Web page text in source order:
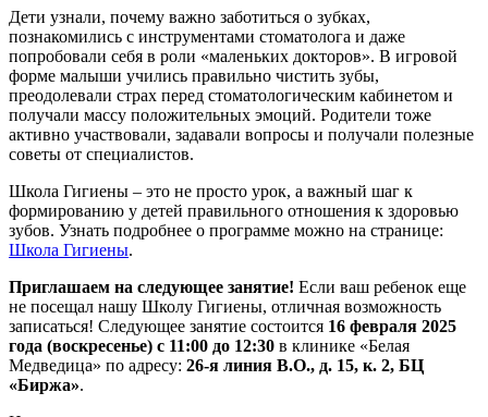
Дети узнали, почему важно заботиться о зубках,
познакомились с инструментами стоматолога и даже
попробовали себя в роли «маленьких докторов». В игровой
форме малыши учились правильно чистить зубы,
преодолевали страх перед стоматологическим кабинетом и
получали массу положительных эмоций. Родители тоже
активно участвовали, задавали вопросы и получали полезные
советы от специалистов.
Школа Гигиены – это не просто урок, а важный шаг к
формированию у детей правильного отношения к здоровью
зубов. Узнать подробнее о программе можно на странице:
Школа Гигиены.
Приглашаем на следующее занятие! Если ваш ребенок еще
не посещал нашу Школу Гигиены, отличная возможность
записаться! Следующее занятие состоится 16 февраля 2025
года (воскресенье) с 11:00 до 12:30 в клинике «Белая
Медведица» по адресу: 26-я линия В.О., д. 15, к. 2, БЦ
«Биржа».